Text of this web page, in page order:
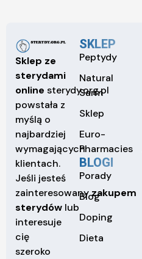
Sklep ze
sterydami
online sterydy.org.pl
powstała z
myślą o
najbardziej
wymagających
klientach.
Jeśli jesteś
zainteresowanyzakupem
sterydów lub
interesuje
cię
szeroko
SKLEP
Peptydy
Natural
Sarm
Sklep
Euro-
Pharmacies
BLOGI
Porady
Blog
Doping
Dieta